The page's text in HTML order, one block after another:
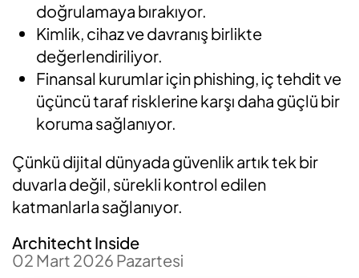
doğrulamaya bırakıyor.
Kimlik, cihaz ve davranış birlikte
değerlendiriliyor.
Finansal kurumlar için phishing, iç tehdit ve
üçüncü taraf risklerine karşı daha güçlü bir
koruma sağlanıyor.
Çünkü dijital dünyada güvenlik artık tek bir
duvarla değil, sürekli kontrol edilen
katmanlarla sağlanıyor.
Architecht Inside
02 Mart 2026 Pazartesi